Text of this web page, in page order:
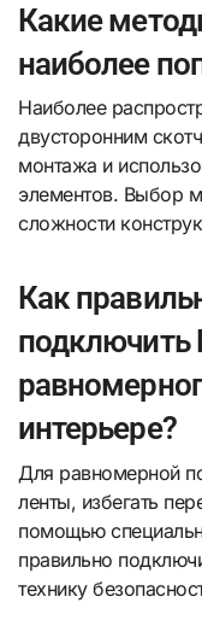
Какие
наиболее
Наиболее
двусторонним
монтажа и
элементов. Выбор
сложности
Как
подключить
интерьере?
Для равномерной
ленты, избегать
помощью
правильно
технику